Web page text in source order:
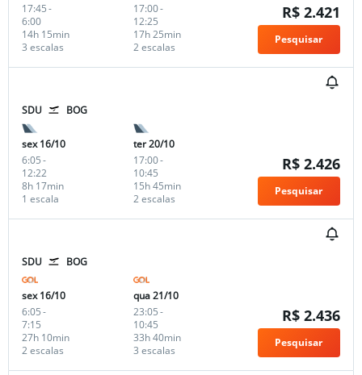
17:45-
6:00
3 escalas
14h 15min
17:00-
12:25
2 escalas
17h 25min
R$ 2.421
Pesquisar
SDU BOG
sex 16/10
6:05-
12:22
1 escala
8h 17min
ter 20/10
17:00-
10:45
2 escalas
15h 45min
R$ 2.426
Pesquisar
SDU BOG
sex 16/10
6:05-
7:15
2 escalas
27h 10min
qua 21/10
23:05-
10:45
3 escalas
33h 40min
R$ 2.436
Pesquisar